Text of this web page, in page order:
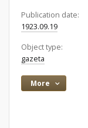
Publication date:
1923.09.19
Object type:
gazeta
More